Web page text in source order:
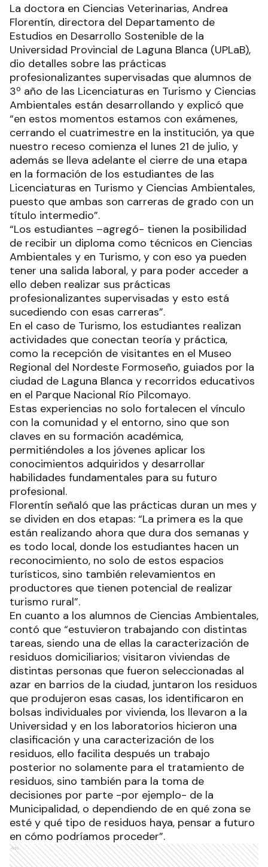
La doctora en Ciencias Veterinarias, Andrea
Florentín, directora del Departamento de
Estudios en Desarrollo Sostenible de la
Universidad Provincial de Laguna Blanca (UPLaB),
dio detalles sobre las prácticas
profesionalizantes supervisadas que alumnos de
3º año de las Licenciaturas en Turismo y Ciencias
Ambientales están desarrollando y explicó que
“en estos momentos estamos con exámenes,
cerrando el cuatrimestre en la institución, ya que
nuestro receso comienza el lunes 21 de julio, y
además se lleva adelante el cierre de una etapa
en la formación de los estudiantes de las
Licenciaturas en Turismo y Ciencias Ambientales,
puesto que ambas son carreras de grado con un
título intermedio”.
“Los estudiantes –agregó- tienen la posibilidad
de recibir un diploma como técnicos en Ciencias
Ambientales y en Turismo, y con eso ya pueden
tener una salida laboral, y para poder acceder a
ello deben realizar sus prácticas
profesionalizantes supervisadas y esto está
sucediendo con esas carreras”.
En el caso de Turismo, los estudiantes realizan
actividades que conectan teoría y práctica,
como la recepción de visitantes en el Museo
Regional del Nordeste Formoseño, guiados por la
ciudad de Laguna Blanca y recorridos educativos
en el Parque Nacional Río Pilcomayo.
Estas experiencias no solo fortalecen el vínculo
con la comunidad y el entorno, sino que son
claves en su formación académica,
permitiéndoles a los jóvenes aplicar los
conocimientos adquiridos y desarrollar
habilidades fundamentales para su futuro
profesional.
Florentín señaló que las prácticas duran un mes y
se dividen en dos etapas: “La primera es la que
están realizando ahora que dura dos semanas y
es todo local, donde los estudiantes hacen un
reconocimiento, no solo de estos espacios
turísticos, sino también relevamientos en
productores que tienen potencial de realizar
turismo rural”.
En cuanto a los alumnos de Ciencias Ambientales,
contó que “estuvieron trabajando con distintas
tareas, siendo una de ellas la caracterización de
residuos domiciliarios; visitaron viviendas de
distintas personas que fueron seleccionadas al
azar en barrios de la ciudad, juntaron los residuos
que produjeron esas casas, los identificaron en
bolsas individuales por vivienda, los llevaron a la
Universidad y en los laboratorios hicieron una
clasificación y una caracterización de los
residuos, ello facilita después un trabajo
posterior no solamente para el tratamiento de
residuos, sino también para la toma de
decisiones por parte -por ejemplo- de la
Municipalidad, o dependiendo de en qué zona se
esté y qué tipo de residuos haya, pensar a futuro
en cómo podríamos proceder”.
Ads